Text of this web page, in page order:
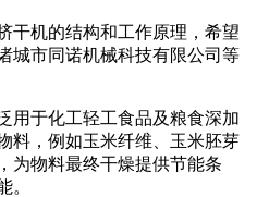
干机的结构和工作原理，希望
城市同诺机械科技有限公司等
用于化工轻工食品及粮食深加
料，例如玉米纤维、玉米胚芽
为物料最终干燥提供节能条
。